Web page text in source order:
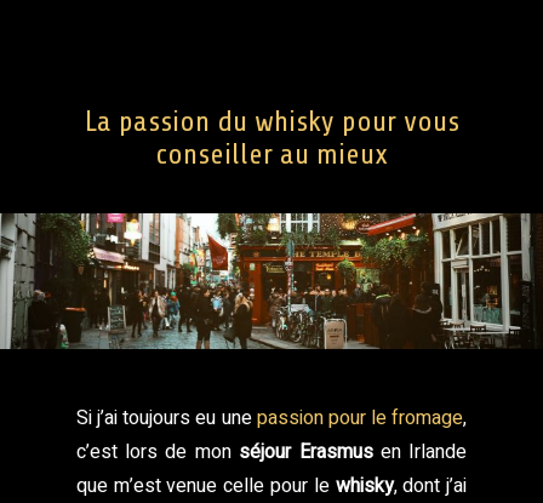
La passion du whisky pour vous
conseiller au mieux
Si j’ai toujours eu unepassion pour le fromage,
c’est lors de mon séjour Erasmusen Irlande
que m’est venue celle pour le whisky, dont j’ai